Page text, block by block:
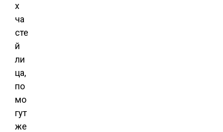
х
ча
сте
й
ли
ца,
по
мо
гут
же